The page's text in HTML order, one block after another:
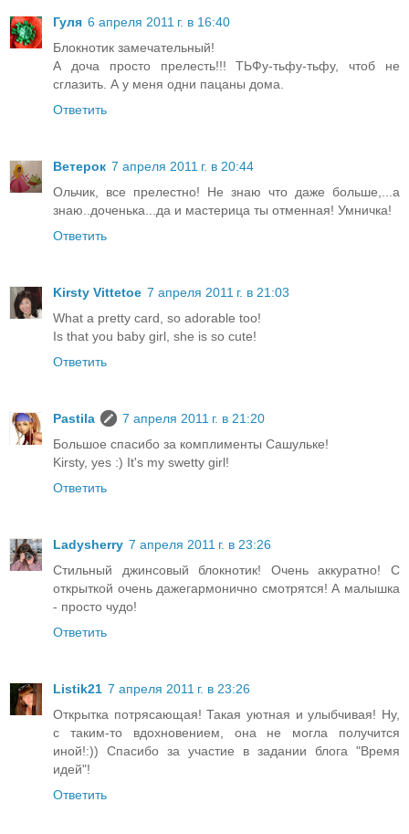
Гуля 6 апреля 2011 г. в 16:40
Блокнотик замечательный!
А доча просто прелесть!!! ТЬФу-тьфу-тьфу, чтоб не
сглазить. А у меня одни пацаны дома.
Ответить
Ветерок 7 апреля 2011 г. в 20:44
Ольчик, все прелестно! Не знаю что даже больше,...а
знаю..доченька...да и мастерица ты отменная! Умничка!
Ответить
Kirsty Vittetoe 7 апреля 2011 г. в 21:03
What a pretty card, so adorable too!
Is that you baby girl, she is so cute!
Ответить
Pastila
7 апреля 2011 г. в 21:20
Большое спасибо за комплименты Сашульке!
Kirsty, yes :) It's my swetty girl!
Ответить
Ladysherry 7 апреля 2011 г. в 23:26
Стильный джинсовый блокнотик! Очень аккуратно! С
открыткой очень дажегармонично смотрятся! А малышка
- просто чудо!
Ответить
Listik21 7 апреля 2011 г. в 23:26
Открытка потрясающая! Такая уютная и улыбчивая! Ну,
с таким-то вдохновением, она не могла получится
иной!:)) Спасибо за участие в задании блога "Время
идей"!
Ответить